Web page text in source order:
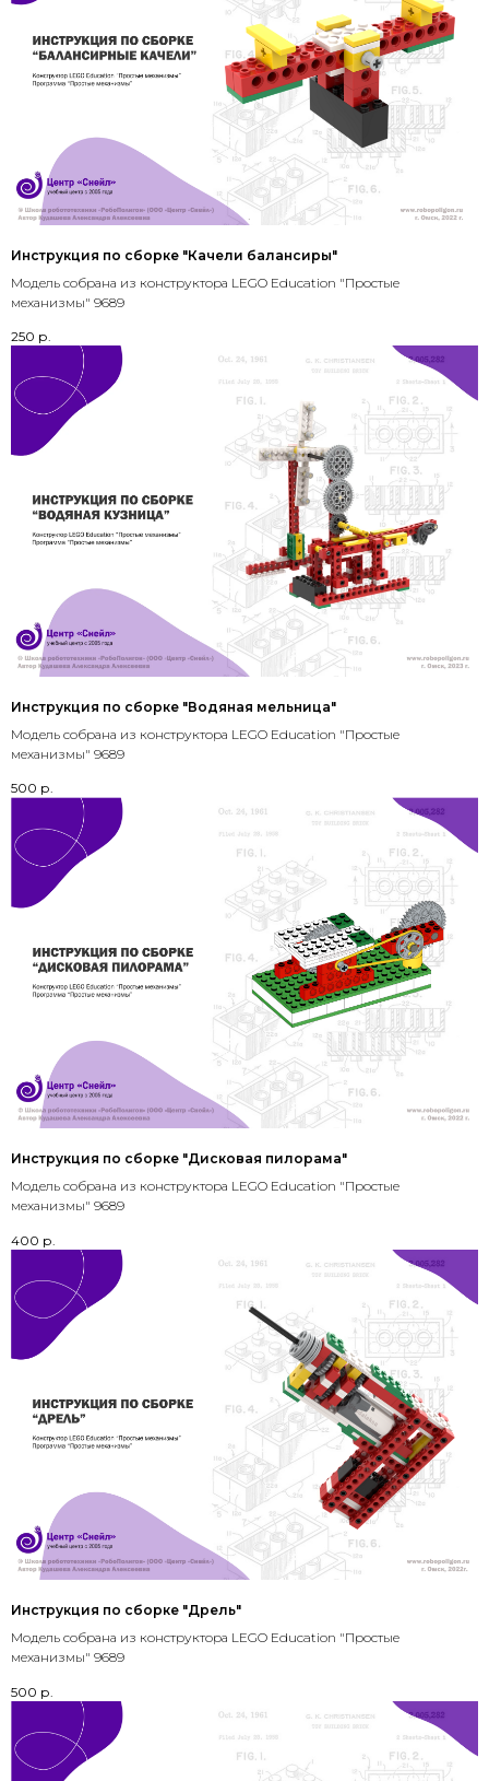
Инструкция по сборке "Качели балансиры"
Модель собрана из конструктора LEGO Education "Простые
механизмы" 9689
250 р.
Инструкция по сборке "Водяная мельница"
Модель собрана из конструктора LEGO Education "Простые
механизмы" 9689
500 р.
Инструкция по сборке "Дисковая пилорама"
Модель собрана из конструктора LEGO Education "Простые
механизмы" 9689
400 р.
Инструкция по сборке "Дрель"
Модель собрана из конструктора LEGO Education "Простые
механизмы" 9689
500 р.